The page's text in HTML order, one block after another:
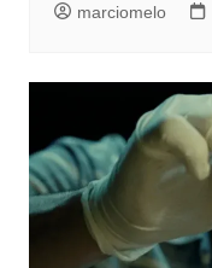
marciomelo